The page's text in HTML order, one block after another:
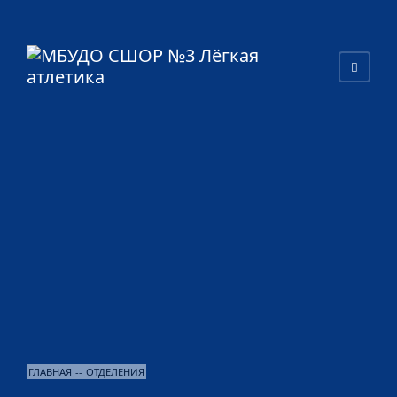
ГЛАВНАЯ -- ОТДЕЛЕНИЯ